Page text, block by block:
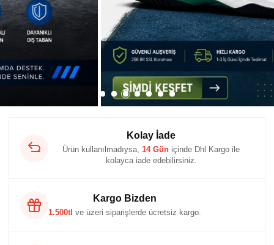
Kolay İade
Ürün kullanılmadıysa, 14 Gün içinde Dhl Kargo ile
kolayca iade edebilirsiniz.
Kargo Bizden
1.500tl ve üzeri siparişlerde ücretsiz kargo.